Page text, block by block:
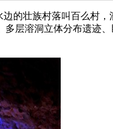
的壮族村落叫百么村，
层溶洞立体分布遗迹